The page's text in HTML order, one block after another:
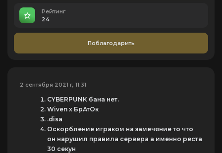
Рейтинг
24
Поблагодарить
2 сентября 2021 г, 11:31
CYBERPUNK бана нет.
Wiven х БрАтОк
.disa
Оскорбление играком на замечяние то что
он нарушил правила сервера а именно реста
30 секун